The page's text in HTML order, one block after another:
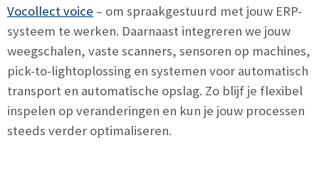
Vocollect voice – om spraakgestuurd met jouw ERP-
systeem te werken. Daarnaast integreren we jouw
weegschalen, vaste scanners, sensoren op machines,
pick-to-lightoplossing en systemen voor automatisch
transport en automatische opslag. Zo blijf je flexibel
inspelen op veranderingen en kun je jouw processen
steeds verder optimaliseren.